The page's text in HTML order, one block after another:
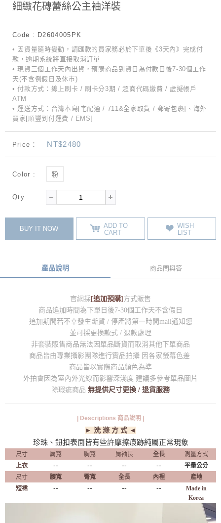
細緻花磚蕾絲公主袖洋裝
Code : D2604005PK
• 因貨量隨時變動，請匯款的買家務必於下單後《3天內》完成付
款，逾期系統將直接取消訂單
• 現貨三個工作天內出貨，預購商品到貨日為付款日後7-30個工作
天(不含例假日及休市)
• 付款方式：線上刷卡 / 刷卡分3期 / 超商代碼繳費 / 虛擬帳戶
ATM
• 運送方式：台灣本島[宅配通 / 711&全家取貨 / 郵寄包裹]、海外
買家[順豐到付運費 / EMS]
Price： NT$2480
Color : 粉
Qty :
BUY IT NOW
ADD TO
CART
WISH
LIST
產品說明 商品問與答
官網採[追加預購]方式販售
商品追加時間為下單日後7-30個工作天不含假日
追加期間若不幸發生斷貨 / 停產將第一時間mail通知您
並可採更換款式 / 退款處理
非套裝販售商品無法因單品斷貨而取消其他下單商品
商品皆由專業攝影團隊進行實品拍攝 因各家螢幕色差
商品皆以實際商品顏色為準
外拍會因為室內外光線而影響深淺度 建議多參考單品圖片
除瑕疵商品 無提供尺寸更換 / 退貨服務
| Descriptions 商品說明 |
► 洗 滌 方 式 ◄
珍珠、鈕扣表面皆有些許摩擦痕跡純屬正常現象
尺寸 肩寬 胸寬 肩袖長 全長
測量方式
上衣
-- -- -- --
平量公分
尺寸
腰寬 臀寬 全長 內裡
產地
短裙
-- -- -- --
Made in
Korea